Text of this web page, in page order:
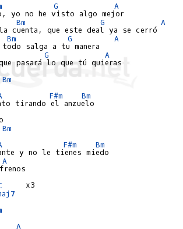
G
A
yo no he visto algo mejor
Bm G
A
cuenta, que este deal ya se cerró
Bm G
A
todo salga a tu manera
G
A
pasará lo que tú quieras
Bm
F#m
Bm
tirando el anzuelo
Bm
F#m
Bm
y no le tienes miedo
A
A